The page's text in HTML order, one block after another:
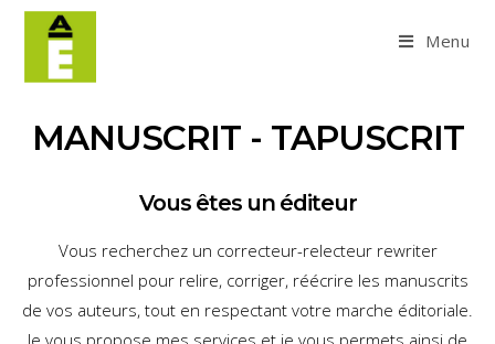
Menu
MANUSCRIT - TAPUSCRIT
Vous êtes un éditeur
Vous recherchez un correcteur-relecteur rewriter
professionnel pour relire, corriger, réécrire les manuscrits
de vos auteurs, tout en respectant votre marche éditoriale.
Je vous propose mes services et je vous permets ainsi de